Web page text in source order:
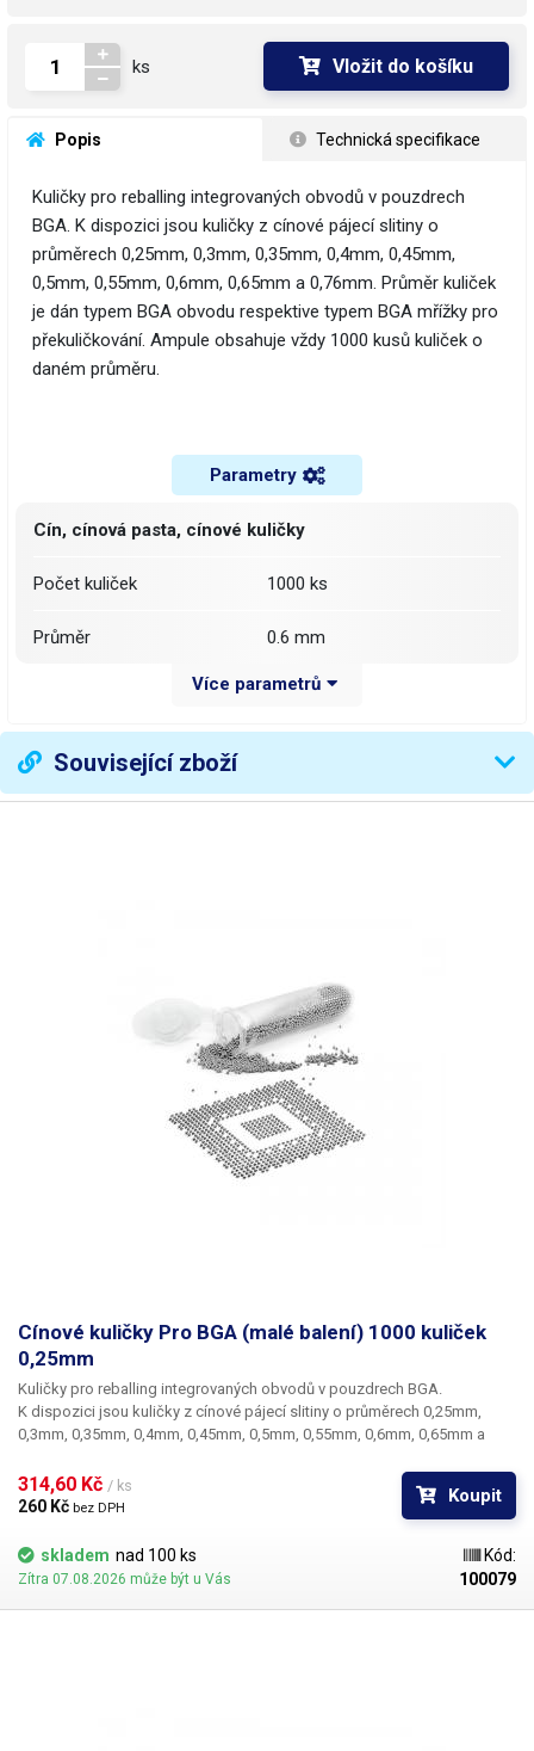
ks Vložit do košíku
Popis Technická specifikace
Kuličky pro reballing integrovaných obvodů v pouzdrech
BGA. K dispozici jsou kuličky z cínové pájecí slitiny o
průměrech 0,25mm, 0,3mm, 0,35mm, 0,4mm, 0,45mm,
0,5mm, 0,55mm, 0,6mm, 0,65mm a 0,76mm. Průměr kuliček
je dán typem BGA obvodu respektive typem BGA mřížky pro
překuličkování. Ampule obsahuje vždy 1000 kusů kuliček o
daném průměru.
Parametry
Cín, cínová pasta, cínové kuličky
Počet kuliček 1000 ks
Průměr 0.6 mm
Sn63% Pb37%
Více parametrů
Související zboží
Cínové kuličky Pro BGA (malé balení) 1000 kuliček
0,25mm
Kuličky pro reballing integrovaných obvodů v pouzdrech BGA.
K dispozici jsou kuličky z cínové pájecí slitiny o průměrech 0,25mm,
0,3mm, 0,35mm, 0,4mm, 0,45mm, 0,5mm, 0,55mm, 0,6mm, 0,65mm a
BGA mřížky pro překuličkování. Ampule obsahuje vždy 1000 kusů
kuliček o daném průměru.
314,60 Kč / ks
260 Kč bez DPH
Koupit
skladem nad 100 ks
Zítra 07.08.2026 může být u Vás
Kód:
100079